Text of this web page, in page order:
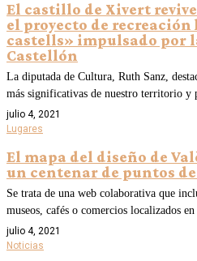
El castillo de Xivert
el proyecto de
castells» impulsado por
Castellón
La diputada de Cultura, Ruth Sanz,
más significativas de nuestro territorio y
julio 4, 2021
Lugares
El mapa del diseño de
un centenar de puntos
Se trata de una web colaborativa que
museos, cafés o comercios localizados
julio 4, 2021
Noticias